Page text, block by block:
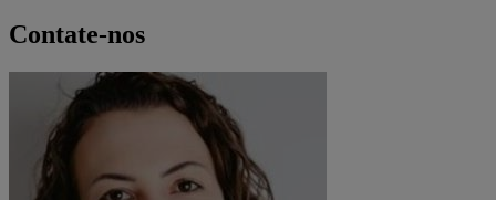
Contate-nos